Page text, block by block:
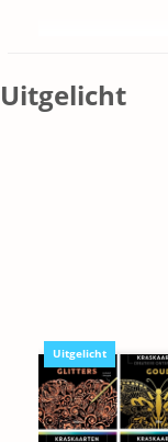
Uitgelicht
Uitgelicht